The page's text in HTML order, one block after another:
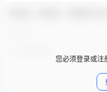
您必须登录或注